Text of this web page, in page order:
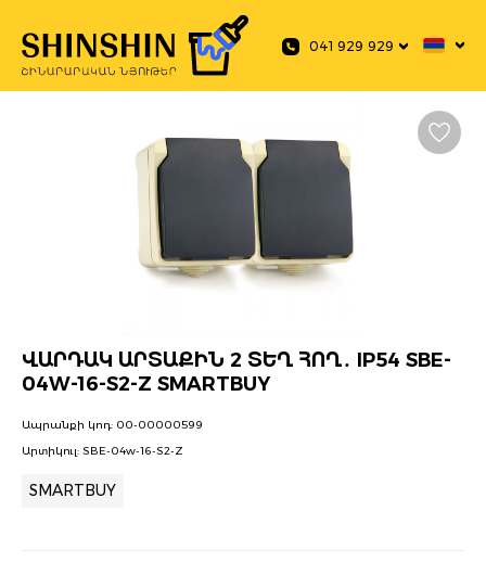
041 929 929
ՎԱՐԴԱԿ ԱՐՏԱՔԻՆ 2 ՏԵՂ ՀՈՂ․ IP54 SBE-
04W-16-S2-Z SMARTBUY
Ապրանքի կոդ: 00-00000599
Արտիկուլ: SBE-04w-16-S2-Z
SMARTBUY